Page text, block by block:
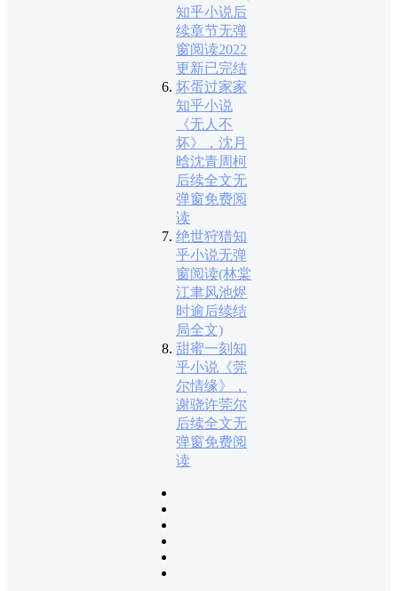
知乎小说后
续章节无弹
窗阅读2022
更新已完结
坏蛋过家家
知乎小说
《无人不
坏》，沈月
晗沈青周柯
后续全文无
弹窗免费阅
读
绝世狩猎知
乎小说无弹
窗阅读(林棠
江聿风池烬
时逾后续结
局全文)
甜蜜一刻知
乎小说《莞
尔情缘》，
谢骁许莞尔
后续全文无
弹窗免费阅
读